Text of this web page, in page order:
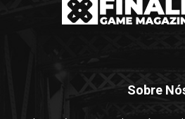
Sobre